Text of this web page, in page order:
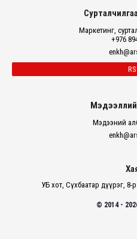
Маркетинг,
+976
Мэдээний
УБ хот, Сүхбаатар дүүрэг,
© 2014 -